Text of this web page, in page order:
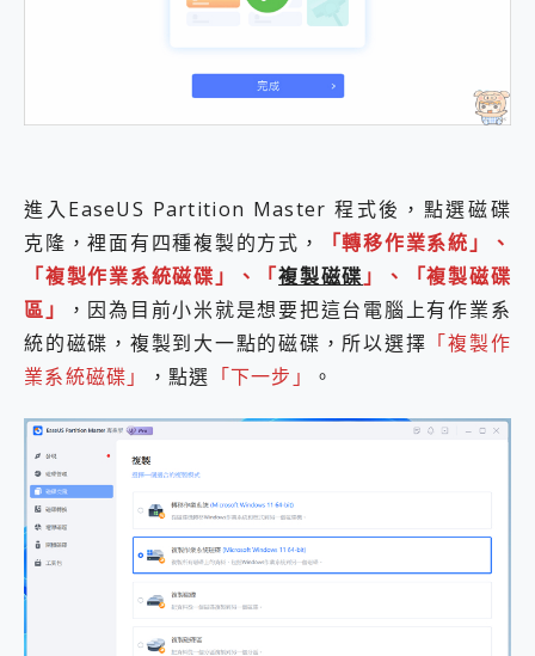
進入EaseUS Partition Master 程式後，點選磁碟
克隆，裡面有四種複製的方式，
「轉移作業系統」、
「複製作業系統磁碟」、「複製磁碟 」、「複製磁碟
區」
，因為目前小米就是想要把這台電腦上有作業系
統的磁碟，複製到大一點的磁碟，所以選擇 「複製作
業系統磁碟」
，點選 「下一步」 。